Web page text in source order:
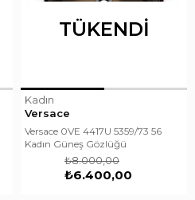
TÜKENDI
Kadın
Versace
Versace 0VE 4417U 5359/73 56
Kadın Güneş Gözlüğü
₺6.400,00
₺8.000,00